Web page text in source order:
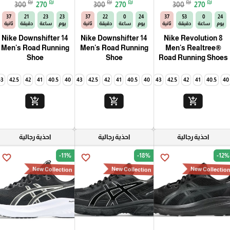
300 ₪ 270 ₪
24
يوم
0
ساعة
53
دقيقة
35
ثانية
Nike Revolution 8
Men's Realtree®
Road Running Shoes
40
40.5
41
42
42.5
43
44
44.5
add_shopping_cart
300 ₪ 270 ₪
24
يوم
0
ساعة
22
دقيقة
35
ثانية
Nike Downshifter 14
Men's Road Running
Shoe
40
40.5
41
42
42.5
43
44
44.5
45
add_shopping_cart
300 ₪ 270 ₪
23
يوم
23
ساعة
21
دقيقة
35
ثانية
Nike Downshifter 14
Men's Road Running
Shoe
40
40.5
41
42
42.5
add_shopping_cart
احذية رجالية
favorite_border -12%
New Collection
احذية رجالية
favorite_border -18%
New Collection
احذية رجالية
favorite_border -11%
New Collection